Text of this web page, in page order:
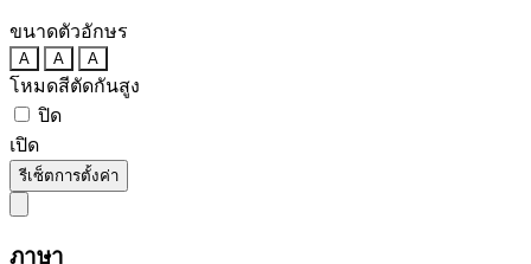
ขนาดตัวอักษร
A A A
โหมดสีตัดกันสูง
ปิด
เปิด
รีเซ็ตการตั้งค่า
ภาษา